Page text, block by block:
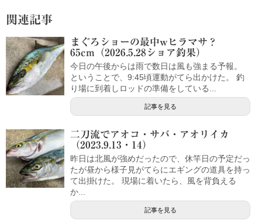
関連記事
まぐろショーの最中wヒラマサ？
65cm（2026.5.28ショア釣果）
今日の午後からは雨で数日は風も強まる予報。
ということで、9:45頃運動がてら出かけた。 釣
り場に到着しロッドの準備をしている...
記事を見る
二刀流でアオコ・サバ・アオリイカ
（2023.9.13・14）
昨日は北風が強めだったので、休竿日の予定だっ
たが昼から様子見がてらにエギングの道具を持っ
て出掛けた。 現場に着いたら、風を背負える
か...
記事を見る